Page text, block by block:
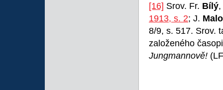
[16] Srov. Fr. Bílý,
1913, s. 2; J.
8/9, s. 517. Srov.
založeného
Jungmannově!